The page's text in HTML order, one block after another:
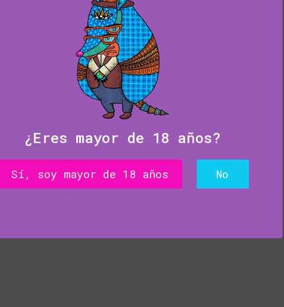
¿Eres mayor de 18 años?
Sí, soy mayor de 18 años No